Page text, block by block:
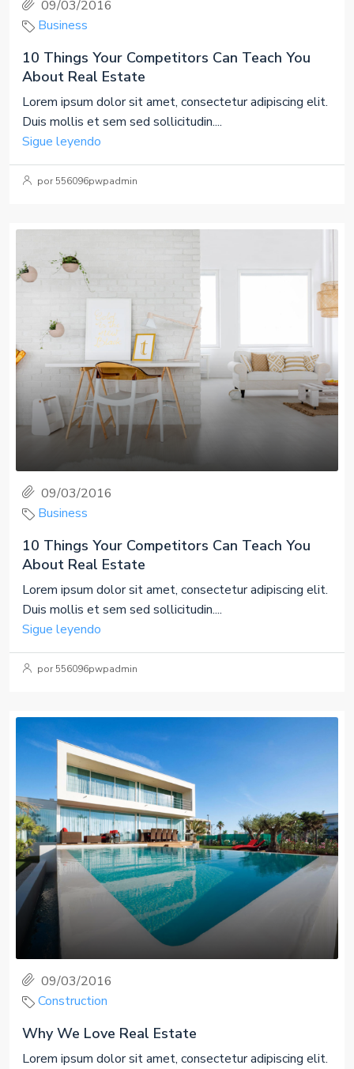
09/03/2016
Business
10 Things Your Competitors Can Teach You
About Real Estate
Lorem ipsum dolor sit amet, consectetur adipiscing elit.
Duis mollis et sem sed sollicitudin....
Sigue leyendo
por 556096pwpadmin
09/03/2016
Business
10 Things Your Competitors Can Teach You
About Real Estate
Lorem ipsum dolor sit amet, consectetur adipiscing elit.
Duis mollis et sem sed sollicitudin....
Sigue leyendo
por 556096pwpadmin
09/03/2016
Construction
Why We Love Real Estate
Lorem ipsum dolor sit amet, consectetur adipiscing elit.